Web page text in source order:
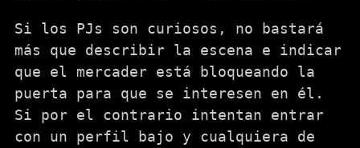
Si los PJs son curiosos, no bastará
más que describir la escena e indicar
que el mercader está bloqueando la
puerta para que se interesen en él.
Si por el contrario intentan entrar
con un perfil bajo y cualquiera de